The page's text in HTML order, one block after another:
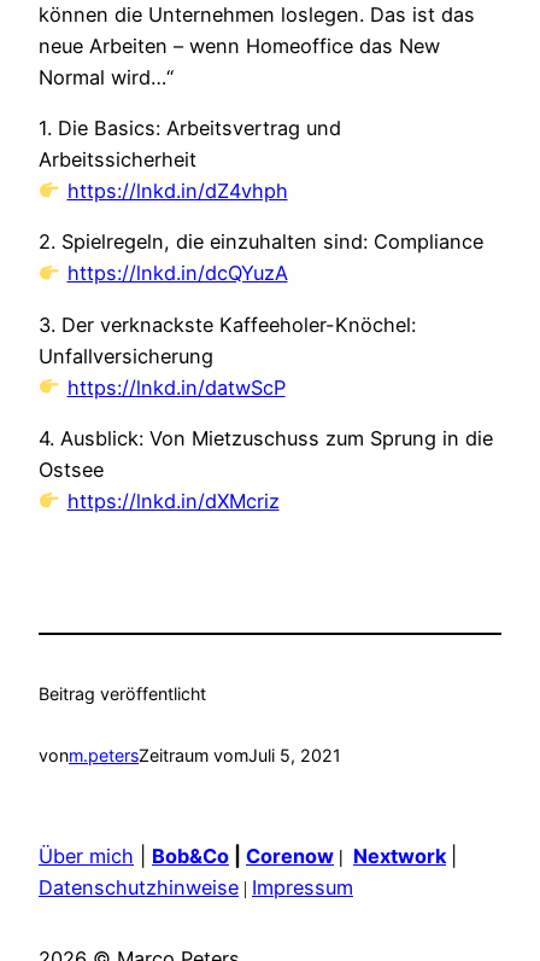
können die Unternehmen loslegen. Das ist das
neue Arbeiten – wenn Homeoffice das New
Normal wird…“
1. Die Basics: Arbeitsvertrag und
Arbeitssicherheit
https://lnkd.in/dZ4vhph
2. Spielregeln, die einzuhalten sind: Compliance
https://lnkd.in/dcQYuzA
3. Der verknackste Kaffeeholer-Knöchel:
Unfallversicherung
https://lnkd.in/datwScP
4. Ausblick: Von Mietzuschuss zum Sprung in die
Ostsee
https://lnkd.in/dXMcriz
Beitrag veröffentlicht
vonm.petersZeitraum vomJuli 5, 2021
Über mich Bob&Co Corenow | Nextwork
Datenschutzhinweise | Impressum